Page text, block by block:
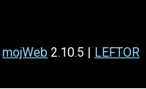
mojWeb 2.10.5 | LEFTOR